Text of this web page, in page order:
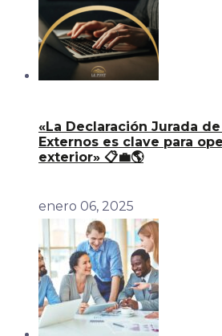
«La Declaración Jurada
Externos es clave para
exterior» 📋💼🌎
enero 06, 2025